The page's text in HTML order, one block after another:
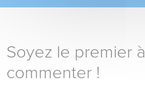
Soyez le premier à
commenter !